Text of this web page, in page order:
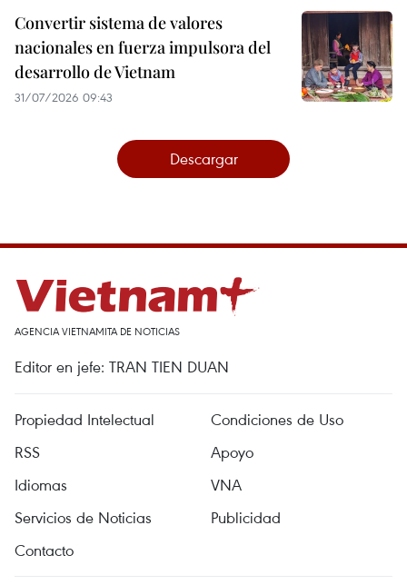
Convertir sistema de valores
nacionales en fuerza impulsora del
desarrollo de Vietnam
31/07/2026 09:43
Descargar
AGENCIA VIETNAMITA DE NOTICIAS
Editor en jefe: TRAN TIEN DUAN
Propiedad Intelectual
Condiciones de Uso
RSS
Apoyo
Idiomas
VNA
Servicios de Noticias
Publicidad
Contacto